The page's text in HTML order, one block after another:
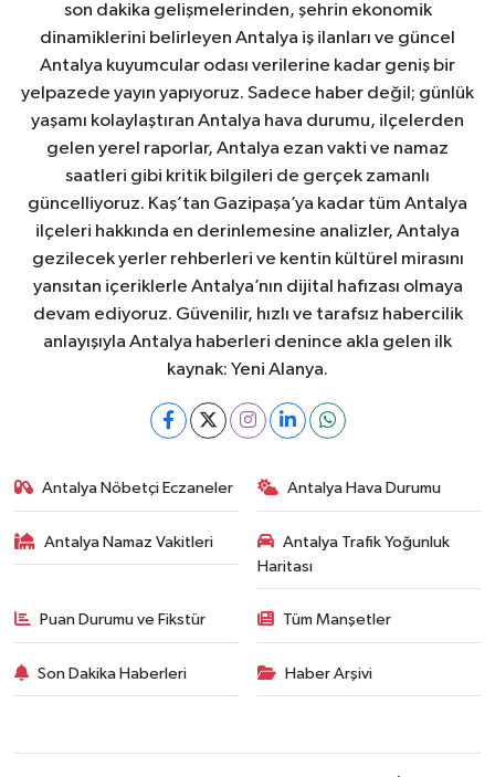
son dakika gelişmelerinden, şehrin ekonomik
dinamiklerini belirleyen Antalya iş ilanları ve güncel
Antalya kuyumcular odası verilerine kadar geniş bir
yelpazede yayın yapıyoruz. Sadece haber değil; günlük
yaşamı kolaylaştıran Antalya hava durumu, ilçelerden
gelen yerel raporlar, Antalya ezan vakti ve namaz
saatleri gibi kritik bilgileri de gerçek zamanlı
güncelliyoruz. Kaş’tan Gazipaşa’ya kadar tüm Antalya
ilçeleri hakkında en derinlemesine analizler, Antalya
gezilecek yerler rehberleri ve kentin kültürel mirasını
yansıtan içeriklerle Antalya’nın dijital hafızası olmaya
devam ediyoruz. Güvenilir, hızlı ve tarafsız habercilik
anlayışıyla Antalya haberleri denince akla gelen ilk
kaynak: Yeni Alanya.
Antalya Nöbetçi Eczaneler Antalya Hava Durumu
Antalya Namaz Vakitleri
Antalya Trafik Yoğunluk
Haritası
Puan Durumu ve Fikstür Tüm Manşetler
Son Dakika Haberleri Haber Arşivi